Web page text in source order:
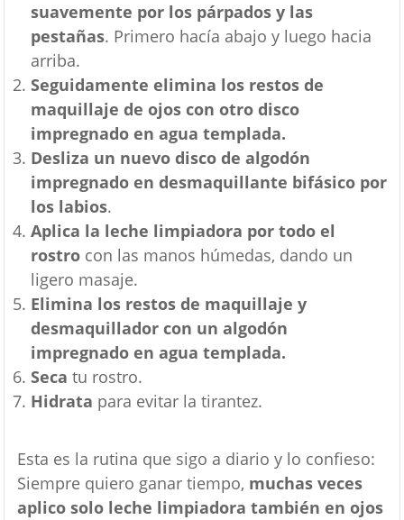
suavemente por los párpados y las
pestañas. Primero hacía abajo y luego hacia
arriba.
Seguidamente elimina los restos de
maquillaje de ojos con otro disco
impregnado en agua templada.
Desliza un nuevo disco de algodón
impregnado en desmaquillante bifásico por
los labios.
Aplica la leche limpiadora por todo el
rostrocon las manos húmedas, dando un
ligero masaje.
Elimina los restos de maquillaje y
desmaquillador con un algodón
impregnado en agua templada.
Seca tu rostro.
Hidrata para evitar la tirantez.
Esta es la rutina que sigo a diario y lo confieso:
Siempre quiero ganar tiempo, muchas veces
aplico solo leche limpiadora también en ojos